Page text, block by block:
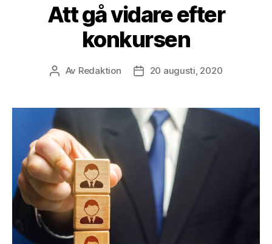
Att gå vidare efter
konkursen
Inläggsförfattare
Av Redaktion Inläggsdatum
20 augusti, 2020